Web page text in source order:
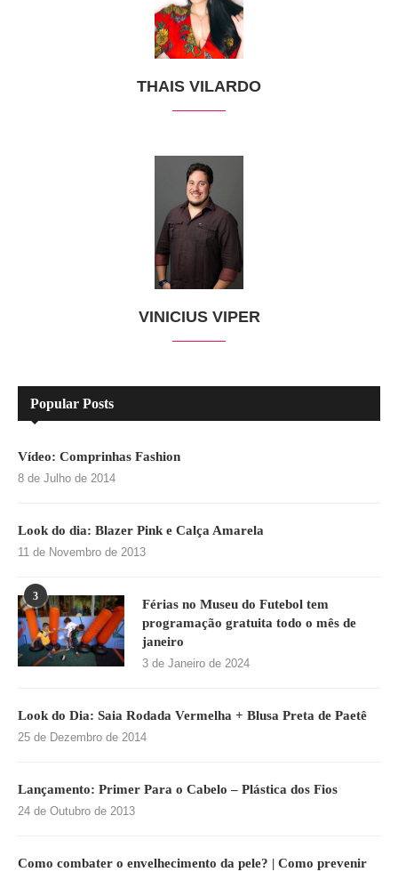
THAIS VILARDO
VINICIUS VIPER
Popular Posts
Vídeo: Comprinhas Fashion
8 de Julho de 2014
Look do dia: Blazer Pink e Calça Amarela
11 de Novembro de 2013
3
Férias no Museu do Futebol tem
programação gratuita todo o mês de
janeiro
3 de Janeiro de 2024
Look do Dia: Saia Rodada Vermelha + Blusa Preta de Paetê
25 de Dezembro de 2014
Lançamento: Primer Para o Cabelo – Plástica dos Fios
24 de Outubro de 2013
Como combater o envelhecimento da pele? | Como prevenir